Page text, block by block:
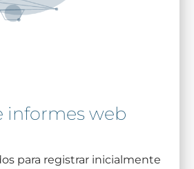
informes web
para registrar inicialmente